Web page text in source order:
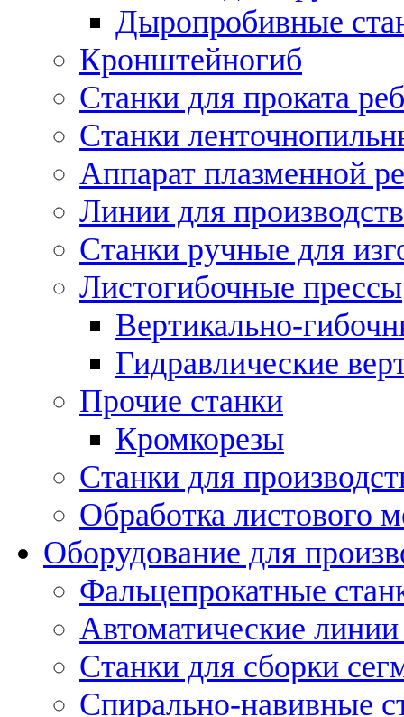
Дыропробивные
Кронштейногиб
Станки для проката
Станки
Аппарат плазменной
Линии для
Станки ручные для
Листогибочные прессы
Вертикально-
Гидравлические
Прочие станки
Кромкорезы
Станки для
Обработка листового
Оборудование для
Фальцепрокатные
Автоматические линии
Станки для сборки
Спирально-навивные